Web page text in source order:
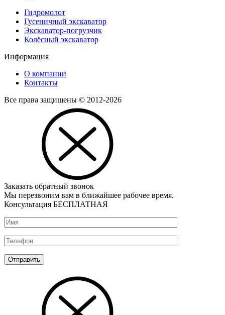
Гидромолот
Гусеничный экскаватор
Экскаватор-погрузчик
Колёсный экскаватор
Информация
О компании
Контакты
Все права защищены © 2012-2026
Заказать обратный звонок
Мы перезвоним вам в ближайшее рабочее время.
Консультация БЕСПЛАТНАЯ